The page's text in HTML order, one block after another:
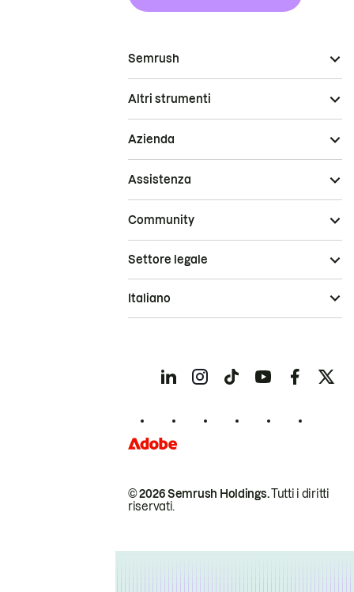
Semrush
Altri strumenti
Azienda
Assistenza
Community
© 2026 Semrush Holdings.Tutti i diritti
riservati.
Settore legale
Italiano